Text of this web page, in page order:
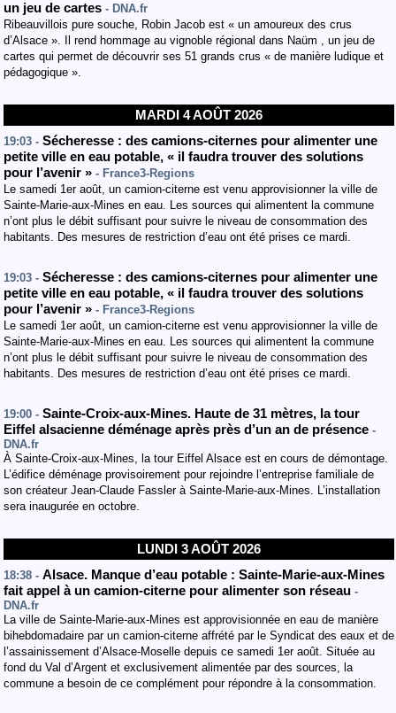
un jeu de cartes - DNA.fr
Ribeauvillois pure souche, Robin Jacob est « un amoureux des crus
d’Alsace ». Il rend hommage au vignoble régional dans Naüm , un jeu de
cartes qui permet de découvrir ses 51 grands crus « de manière ludique et
pédagogique ».
MARDI 4 AOÛT 2026
19:03 - Sécheresse : des camions-citernes pour alimenter une
petite ville en eau potable, « il faudra trouver des solutions
pour l’avenir » - France3-Regions
Le samedi 1er août, un camion-citerne est venu approvisionner la ville de
Sainte-Marie-aux-Mines en eau. Les sources qui alimentent la commune
n’ont plus le débit suffisant pour suivre le niveau de consommation des
habitants. Des mesures de restriction d’eau ont été prises ce mardi.
19:03 - Sécheresse : des camions-citernes pour alimenter une
petite ville en eau potable, « il faudra trouver des solutions
pour l’avenir » - France3-Regions
Le samedi 1er août, un camion-citerne est venu approvisionner la ville de
Sainte-Marie-aux-Mines en eau. Les sources qui alimentent la commune
n’ont plus le débit suffisant pour suivre le niveau de consommation des
habitants. Des mesures de restriction d’eau ont été prises ce mardi.
19:00 - Sainte-Croix-aux-Mines. Haute de 31 mètres, la tour
Eiffel alsacienne déménage après près d’un an de présence -
DNA.fr
À Sainte-Croix-aux-Mines, la tour Eiffel Alsace est en cours de démontage.
L’édifice déménage provisoirement pour rejoindre l’entreprise familiale de
son créateur Jean-Claude Fassler à Sainte-Marie-aux-Mines. L’installation
sera inaugurée en octobre.
LUNDI 3 AOÛT 2026
18:38 - Alsace. Manque d’eau potable : Sainte-Marie-aux-Mines
fait appel à un camion-citerne pour alimenter son réseau -
DNA.fr
La ville de Sainte-Marie-aux-Mines est approvisionnée en eau de manière
bihebdomadaire par un camion-citerne affrété par le Syndicat des eaux et de
l’assainissement d’Alsace-Moselle depuis ce samedi 1er août. Située au
fond du Val d’Argent et exclusivement alimentée par des sources, la
commune a besoin de ce complément pour répondre à la consommation.